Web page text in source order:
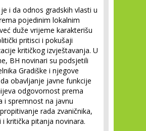
i da odnos gradskih vlasti u
pojedinim lokalnim
duže vrijeme karakterišu
pritisci i pokušaji
kritičkog izvještavanja. U
BH novinari su podsjetili
Gradiške i njegove
obavljanje javne funkcije
odgovornost prema
i spremnost na javnu
rada zvaničnika,
i kritička pitanja novinara.